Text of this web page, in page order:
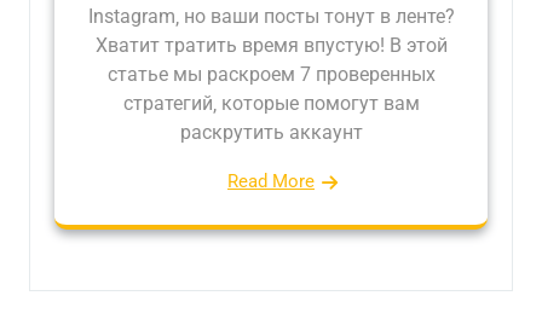
Instagram‚ но ваши посты тонут в ленте?
Хватит тратить время впустую! В этой
статье мы раскроем 7 проверенных
стратегий‚ которые помогут вам
раскрутить аккаунт
Read More